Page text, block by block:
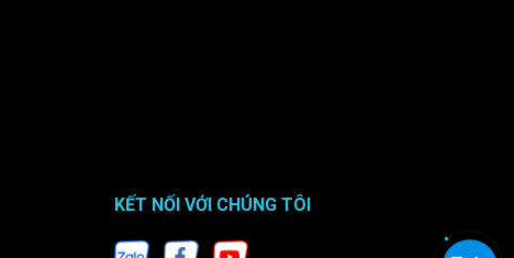
KẾT NỐI VỚI CHÚNG TÔI